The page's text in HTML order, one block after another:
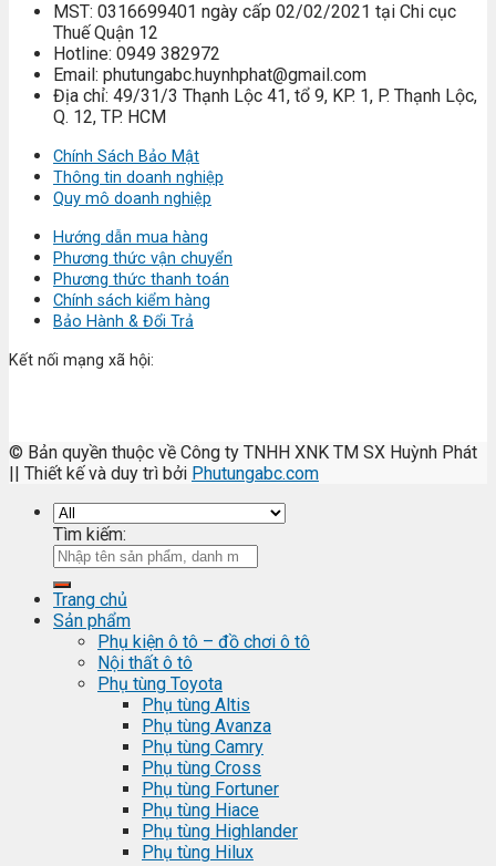
MST: 0316699401 ngày cấp 02/02/2021 tại Chi cục
Thuế Quận 12
Hotline: 0949 382972
Email: phutungabc.huynhphat@gmail.com
Địa chỉ: 49/31/3 Thạnh Lộc 41, tổ 9, KP. 1, P. Thạnh Lộc,
Q. 12, TP. HCM
Chính Sách Bảo Mật
Thông tin doanh nghiệp
Quy mô doanh nghiệp
Hướng dẫn mua hàng
Phương thức vận chuyển
Phương thức thanh toán
Chính sách kiểm hàng
Bảo Hành & Đổi Trả
Kết nối mạng xã hội:
© Bản quyền thuộc về Công ty TNHH XNK TM SX Huỳnh Phát
|| Thiết kế và duy trì bởi Phutungabc.com
Tìm kiếm:
Trang chủ
Sản phẩm
Phụ kiện ô tô – đồ chơi ô tô
Nội thất ô tô
Phụ tùng Toyota
Phụ tùng Altis
Phụ tùng Avanza
Phụ tùng Camry
Phụ tùng Cross
Phụ tùng Fortuner
Phụ tùng Hiace
Phụ tùng Highlander
Phụ tùng Hilux